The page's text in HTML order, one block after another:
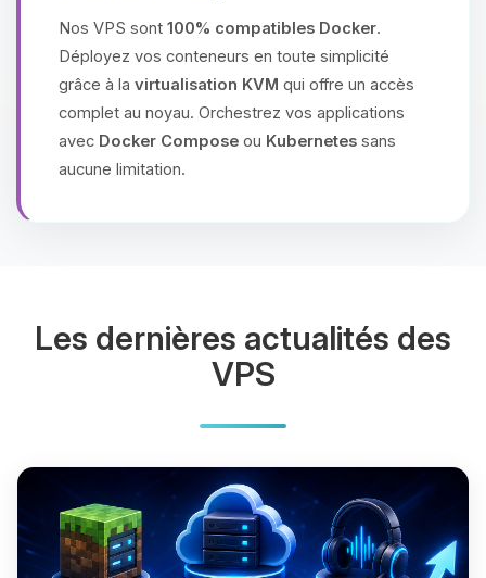
Nos VPS sont 100% compatibles Docker.
Déployez vos conteneurs en toute simplicité
grâce à la virtualisation KVM qui offre un accès
complet au noyau. Orchestrez vos applications
avec Docker Compose ou Kubernetes sans
aucune limitation.
Les dernières actualités des
VPS